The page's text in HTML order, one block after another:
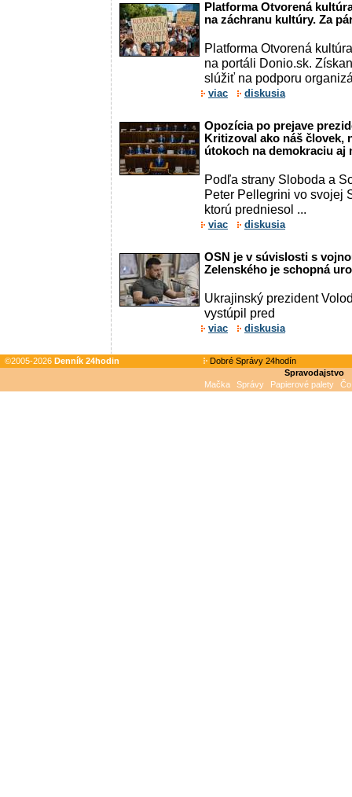
Platforma Otvorená
na záchranu kultúry. Za
Platforma Otvorená
na portáli Donio.sk.
slúžiť na podporu
viac diskusia
Opozícia po prejave
Kritizoval ako náš človek,
útokoch na demokraciu aj
Podľa strany Sloboda a
Peter Pellegrini vo svojej
ktorú predniesol ...
viac diskusia
OSN je v súvislosti s
Zelenského je schopná
Ukrajinský prezident
vystúpil pred
viac diskusia
©2005-2026 Denník 24hodin
Dobré Správy 24hodín
Spravodajstvo
Mačka
Správy Papierové palety